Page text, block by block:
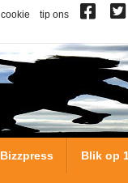
cookie tip ons
Bizzpress Blik op